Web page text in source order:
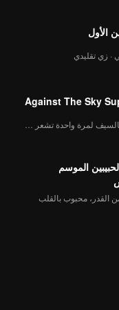
《来场复盘局》EP08第
1版（加更分
《谁是峡谷垫底王？》
EP08第1版（加更
《战至巅峰3》EP09
外版（上）第
الأول
· زي تقليدي
Against The Sky
الموسم
القدر، محبوب بالقلب